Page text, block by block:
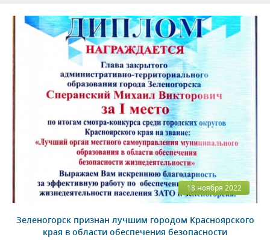
18 ноября 2022
Зеленогорск признан лучшим городом Красноярского
края в области обеспечения безопасности